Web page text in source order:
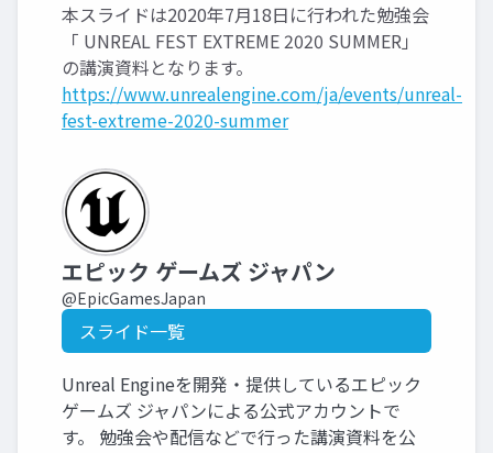
本スライドは2020年7月18日に行われた勉強会
「 UNREAL FEST EXTREME 2020 SUMMER」
の講演資料となります。
https://www.unrealengine.com/ja/events/unreal-
fest-extreme-2020-summer
エピック ゲームズ ジャパン
@EpicGamesJapan
スライド一覧
Unreal Engineを開発・提供しているエピック
ゲームズ ジャパンによる公式アカウントで
す。 勉強会や配信などで行った講演資料を公